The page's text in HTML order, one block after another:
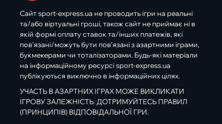
Сайт sport-express.ua не проводить ігри на реальні
та/або віртуальні гроші, також сайт не приймає ні в
якій формі оплату ставок та/інших платежів, які
пов’язані/можуть бути пов’язані з азартними іграми,
букмекерами чи тоталізаторами. Будь-які матеріали
на інформаційному ресурсі sport-express.ua
публікуються виключно в інформаційних цілях.
УЧАСТЬ В АЗАРТНИХ ІГРАХ МОЖЕ ВИКЛИКАТИ
ІГРОВУ ЗАЛЕЖНІСТЬ. ДОТРИМУЙТЕСЬ ПРАВИЛ
(ПРИНЦИПІВ) ВІДПОВІДАЛЬНОЇ ГРИ.